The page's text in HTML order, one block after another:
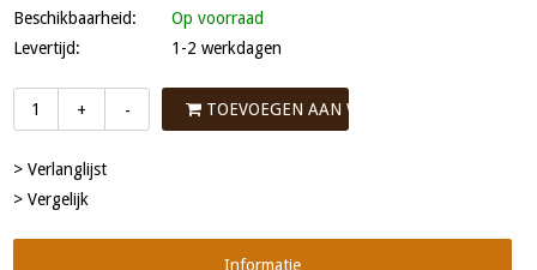
Beschikbaarheid:
Op voorraad
Levertijd:
1-2 werkdagen
+ - TOEVOEGEN AAN WINKELWAGEN
> Verlanglijst
> Vergelijk
Informatie